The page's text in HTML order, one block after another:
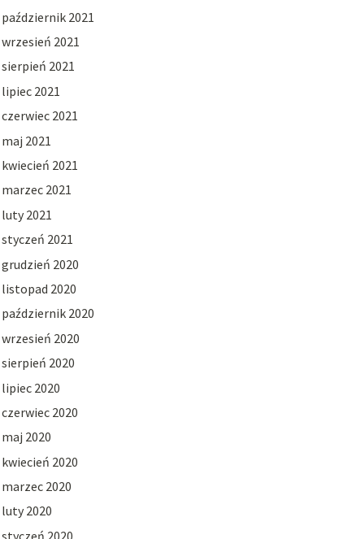
październik 2021
wrzesień 2021
sierpień 2021
lipiec 2021
czerwiec 2021
maj 2021
kwiecień 2021
marzec 2021
luty 2021
styczeń 2021
grudzień 2020
listopad 2020
październik 2020
wrzesień 2020
sierpień 2020
lipiec 2020
czerwiec 2020
maj 2020
kwiecień 2020
marzec 2020
luty 2020
styczeń 2020